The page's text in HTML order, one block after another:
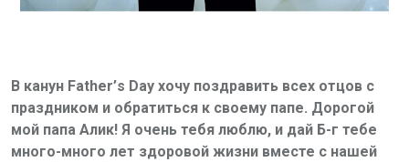
В канун Father’s Day хочу поздравить всех отцов с
праздником и обратиться к своему папе. Дорогой
мой папа Алик! Я очень тебя люблю, и дай Б-г тебе
много-много лет здоровой жизни вместе с нашей